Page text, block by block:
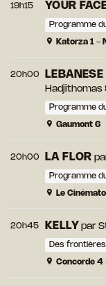
19h15 YOUR
Programme
Katorza 1 -
20h00
Hadjithomas
Programme
Gaumont 6
20h00 LA FLOR
Programme
Le
20h45 KELLY par
Des
Concorde 4